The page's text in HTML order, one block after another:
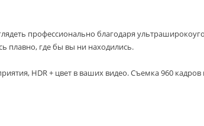
профессионально благодаря
плавно, где бы вы ни находились.
HDR + цвет в ваших видео. Съемка 960